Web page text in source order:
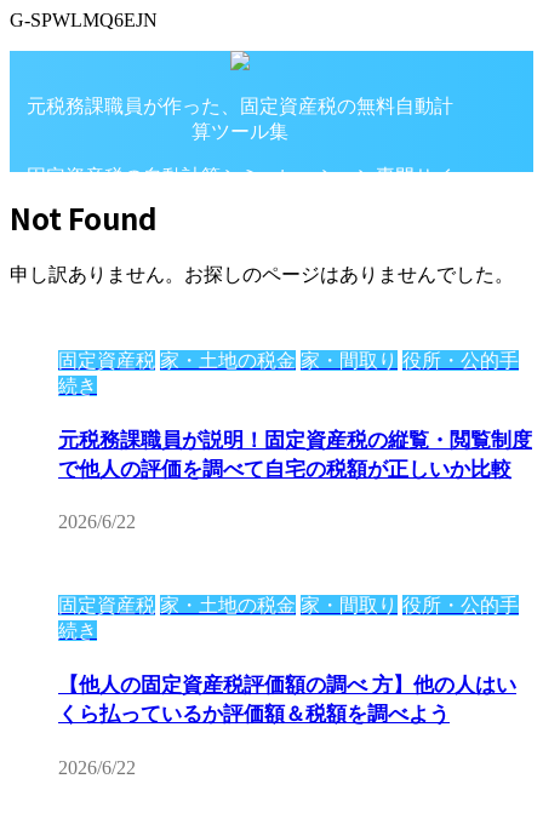
G-SPWLMQ6EJN
元税務課職員が作った、固定資産税の無料自動計
算ツール集
固定資産税の自動計算シミュレーション専門サイ
Not Found
申し訳ありません。お探しのページはありませんでした。
固定資産税 家・土地の税金 家・間取り 役所・公的手
続き
元税務課職員が説明！固定資産税の縦覧・閲覧制度
で他人の評価を調べて自宅の税額が正しいか比較
2026/6/22
固定資産税 家・土地の税金 家・間取り 役所・公的手
続き
【他人の固定資産税評価額の調べ 方】他の人はい
くら払っているか評価額＆税額を調べよう
2026/6/22